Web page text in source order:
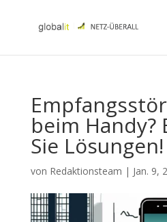
beim Handy?
Sie Lösungen!
von Redaktionsteam | Jan. 9,